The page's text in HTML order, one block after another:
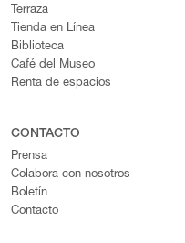
Terraza
Tienda en Línea
Biblioteca
Café del Museo
Renta de espacios
CONTACTO
Prensa
Colabora con nosotros
Boletín
Contacto